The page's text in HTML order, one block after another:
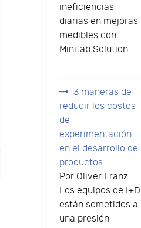
ineficiencias
diarias en mejoras
medibles con
Minitab Solution...
3 maneras de
reducir los costos
de
experimentación
en el desarrollo de
productos
Por Oliver Franz.
Los equipos de I+D
están sometidos a
una presión